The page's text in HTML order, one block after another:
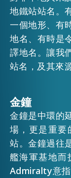
人才支援
就業資訊
活動情報
最新消息
地鐵站站名。
一個地形、有
地名、有時是
譯地名。讓我
站名，及其來
金鐘
金鐘是中環的
場，更是重要
站。金鐘過往
艦海軍基地而
Admiralty意